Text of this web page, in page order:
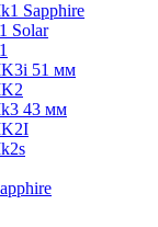
Sapphire
Solar
51 мм
43 мм